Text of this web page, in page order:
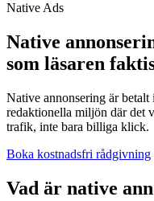
Native Ads
Native
som läsaren
Native annonsering är betalt
redaktionella miljön där det
trafik, inte bara billiga klick.
Boka kostnadsfri rådgivning
Vad är native